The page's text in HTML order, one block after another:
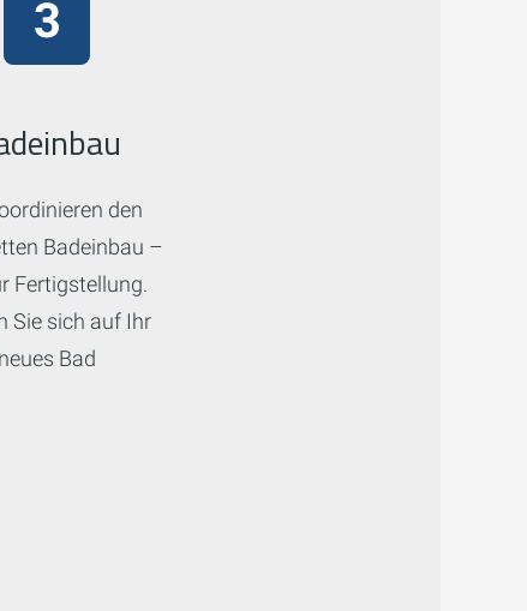
den
Badeinbau –
Fertigstellung.
Sie sich auf Ihr
neues Bad